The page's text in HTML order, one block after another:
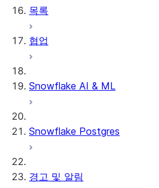
목록
협업
Snowflake AI & ML
Snowflake Postgres
경고 및 알림